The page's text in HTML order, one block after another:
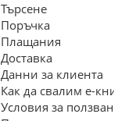
Търсене
Поръчка
Плащания
Доставка
Данни за клиента
Как да свалим е-
Условия за